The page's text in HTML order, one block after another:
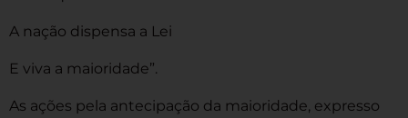
A nação dispensa a Lei
E viva a maioridade”.
As ações pela antecipação da maioridade, expresso